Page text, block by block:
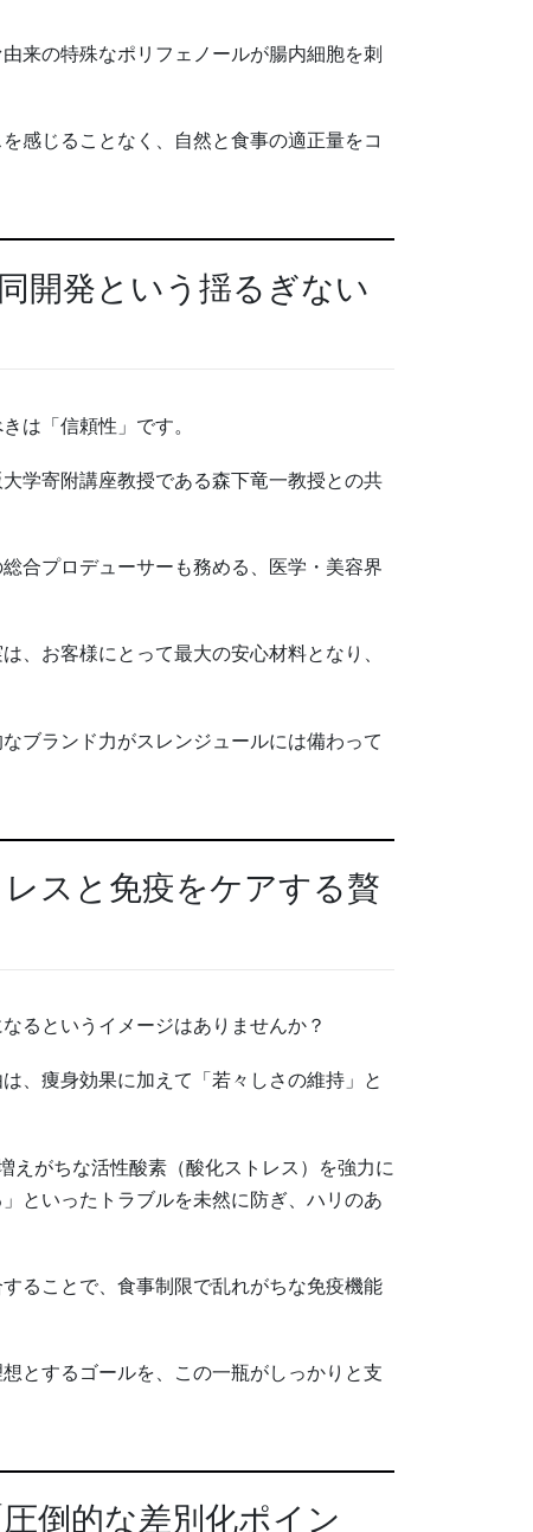
来の特殊なポリフェノールが腸内細胞を刺
感じることなく、自然と食事の適正量をコ
開発という揺るぎない
は「信頼性」です。
学寄附講座教授である森下竜一教授との共
合プロデューサーも務める、医学・美容界
、お客様にとって最大の安心材料となり、
ブランド力がスレンジュールには備わって
スと免疫をケアする贅
るというイメージはありませんか？
、痩身効果に加えて「若々しさの維持」と
えがちな活性酸素（酸化ストレス）を強力に
といったトラブルを未然に防ぎ、ハリのあ
ることで、食事制限で乱れがちな免疫機能
とするゴールを、この一瓶がしっかりと支
倒的な差別化ポイン